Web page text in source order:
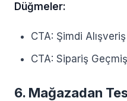
Düğmeler:
CTA: Şimdi
CTA: Sipariş
6. Mağazadan